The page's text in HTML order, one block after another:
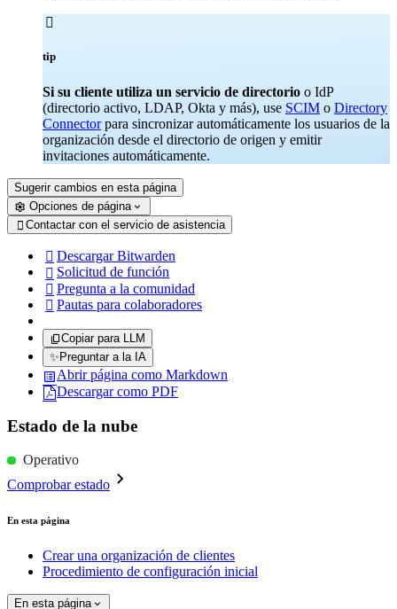

tip
Si su cliente utiliza un servicio de directorio o IdP
(directorio activo, LDAP, Okta y más), use SCIM o Directory
Connectorpara sincronizar automáticamente los usuarios de la
organización desde el directorio de origen y emitir
invitaciones automáticamente.
Sugerir cambios en esta página
Opciones de página
 Contactar con el servicio de asistencia
 Descargar Bitwarden
 Solicitud de función
 Pregunta a la comunidad
 Pautas para colaboradores
Copiar para LLM
✨ Preguntar a la IA
Abrir página como Markdown
Descargar como PDF
Estado de la nube
Operativo
Comprobar estado
En esta página
Crear una organización de clientes
Procedimiento de configuración inicial
En esta página